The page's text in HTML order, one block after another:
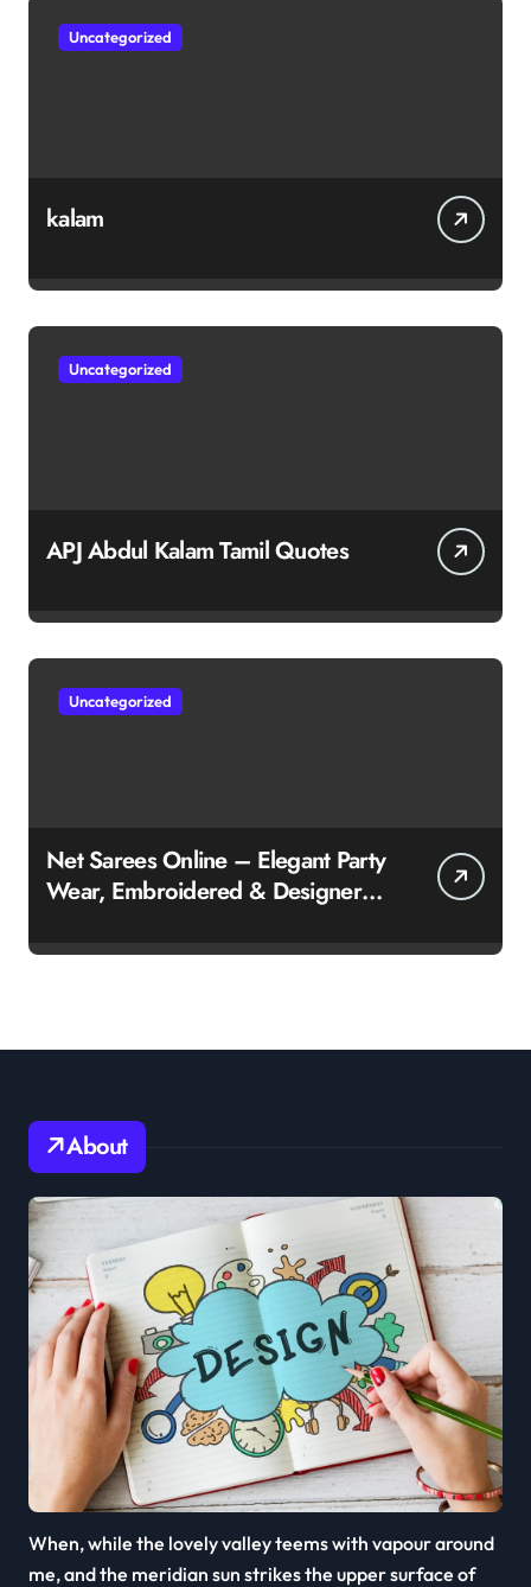
Uncategorized
kalam
Uncategorized
APJ Abdul Kalam Tamil Quotes
Uncategorized
Net Sarees Online – Elegant Party
Wear, Embroidered & Designer
About
When, while the lovely valley teems with vapour around
me, and the meridian sun strikes the upper surface of